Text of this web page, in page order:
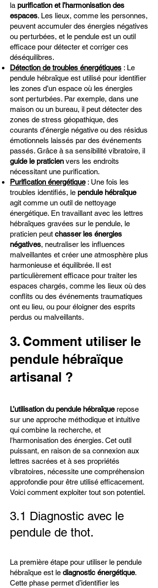
la purification et l’harmonisation des
espaces. Les lieux, comme les personnes,
peuvent accumuler des énergies négatives
ou perturbées, et le pendule est un outil
efficace pour détecter et corriger ces
déséquilibres.
Détection de troubles énergétiques : Le
pendule hébraïque est utilisé pour identifier
les zones d’un espace où les énergies
sont perturbées. Par exemple, dans une
maison ou un bureau, il peut détecter des
zones de stress géopathique, des
courants d’énergie négative ou des résidus
émotionnels laissés par des événements
passés. Grâce à sa sensibilité vibratoire, il
guide le praticien vers les endroits
nécessitant une purification.
Purification énergétique: Une fois les
troubles identifiés, le pendule hébraïque
agit comme un outil de nettoyage
énergétique. En travaillant avec les lettres
hébraïques gravées sur le pendule, le
praticien peut chasser les énergies
négatives, neutraliser les influences
malveillantes et créer une atmosphère plus
harmonieuse et équilibrée. Il est
particulièrement efficace pour traiter les
espaces chargés, comme les lieux où des
conflits ou des événements traumatiques
ont eu lieu, ou pour éloigner des esprits
perdus ou malveillants.
3. Comment utiliser le
pendule hébraïque
artisanal ?
L’utilisation du pendule hébraïquerepose
sur une approche méthodique et intuitive
qui combine la recherche, et
l'harmonisation des énergies. Cet outil
puissant, en raison de sa connexion aux
lettres sacrées et à ses propriétés
vibratoires, nécessite une compréhension
approfondie pour être utilisé efficacement.
Voici comment exploiter tout son potentiel.
3.1 Diagnostic avec le
pendule de thot.
La première étape pour utiliser le pendule
hébraïque est le diagnostic énergétique.
Cette phase permet d’identifier les